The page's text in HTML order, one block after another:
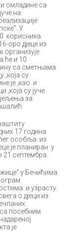
омладине са
на
У
корисника
оро дјеце из
организује
ће и 10
са сметњама
,која су
је ,као и
,која су јуче
за
17 година
особља из
је планиран у
21.септембра.
у Бечићима
и узрасту.
о дјеци из
са посебним
је